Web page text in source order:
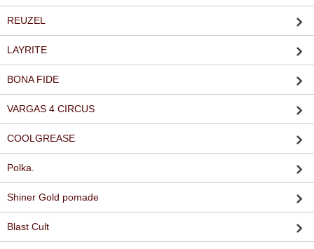
REUZEL
LAYRITE
BONA FIDE
VARGAS 4 CIRCUS
COOLGREASE
Polka.
Shiner Gold pomade
Blast Cult